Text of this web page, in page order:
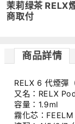
茉莉绿茶 RELX
商取付
商品詳情
RELX 6 代煙彈
又名：RELX
容量：1.9ml
霧化芯：